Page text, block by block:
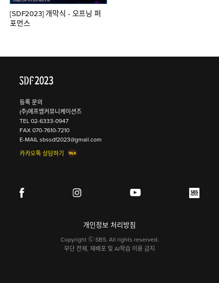
[SDF2023] 개막식 - 오프닝 퍼
포먼스
등록 문의
(주)에프엠커뮤니케이션즈
TEL02-6333-0947
FAX 070-7610-7210
E-MAILsbssdf2023@gmail.com
카카오톡 상담하기
개인정보 처리방침
Copyright Ⓒ SBS. All rights reserved.
무단 전재, 재배포 및 AI학습 이용 금지